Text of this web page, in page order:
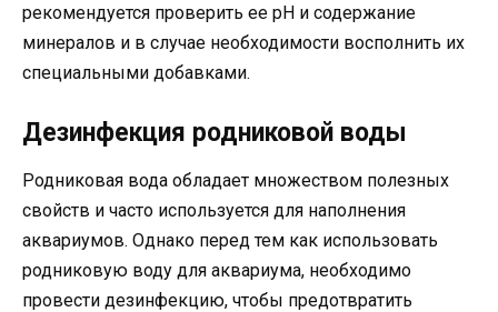
рекомендуется проверить ее pH и содержание
минералов и в случае необходимости восполнить их
специальными добавками.
Дезинфекция родниковой воды
Родниковая вода обладает множеством полезных
свойств и часто используется для наполнения
аквариумов. Однако перед тем как использовать
родниковую воду для аквариума, необходимо
провести дезинфекцию, чтобы предотвратить